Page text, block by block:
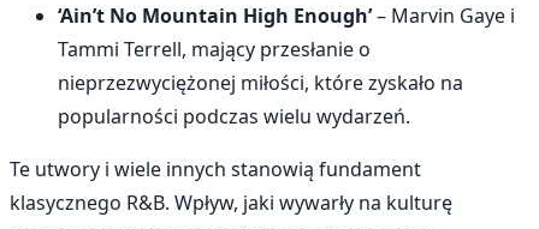
‘Ain’t No Mountain High Enough’– Marvin Gaye i
Tammi Terrell, mający przesłanie o
nieprzezwyciężonej miłości, które zyskało na
popularności podczas wielu wydarzeń.
Te utwory i wiele innych stanowią fundament
klasycznego R&B. Wpływ, jaki wywarły na kulturę